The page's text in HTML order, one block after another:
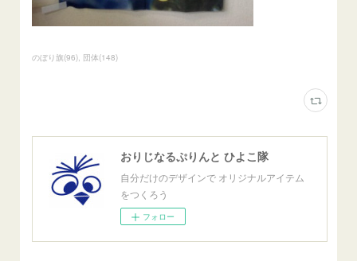
のぼり旗(96) 団体(148)
おりじなるぷりんと ひよこ隊
自分だけのデザインで オリジナルアイテム
をつくろう
フォロー